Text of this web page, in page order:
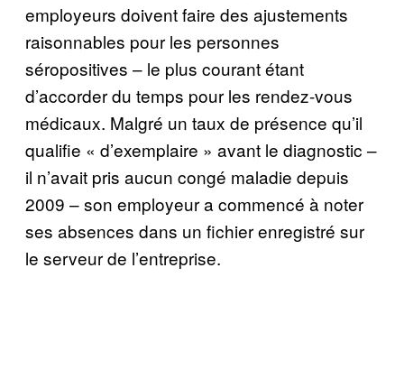
employeurs doivent faire des ajustements
raisonnables pour les personnes
séropositives – le plus courant étant
d’accorder du temps pour les rendez-vous
médicaux. Malgré un taux de présence qu’il
qualifie « d’exemplaire » avant le diagnostic –
il n’avait pris aucun congé maladie depuis
2009 – son employeur a commencé à noter
ses absences dans un fichier enregistré sur
le serveur de l’entreprise.